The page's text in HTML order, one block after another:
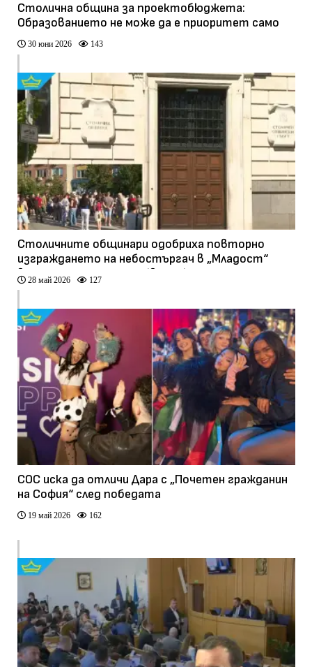
Столична община за проектобюджета:
Образованието не може да е приоритет само
на хартия
30 юни 2026 143
Столичните общинари одобриха повторно
изграждането на небостъргач в „Младост“
въпреки протестите (видео)
28 май 2026 127
СОС иска да отличи Дара с „Почетен гражданин
на София“ след победата
19 май 2026 162